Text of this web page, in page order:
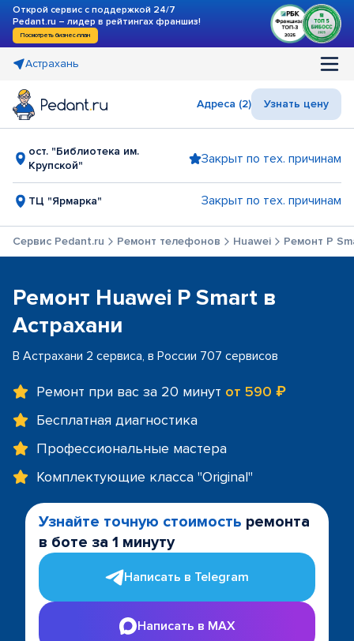
Открой сервис с поддержкой 24/7
Pedant.ru – лидер в рейтингах франшиз!
Посмотреть бизнес-план
Астрахань
Адреса (2) Узнать цену
ост. "Библиотека им.
Крупской"
Закрыт по тех. причинам
ТЦ "Ярмарка" Закрыт по тех. причинам
Сервис Pedant.ru Ремонт телефонов Huawei Ремонт P
Ремонт Huawei P Smart в
Астрахани
В Астрахани 2 сервиса, в России 707 сервисов
Ремонт при вас за 20 минут от 590 ₽
Бесплатная диагностика
Профессиональные мастера
Комплектующие класса "Original"
Узнайте точную стоимость ремонта
в боте за 1 минуту
Написать в Telegram
Написать в MAX